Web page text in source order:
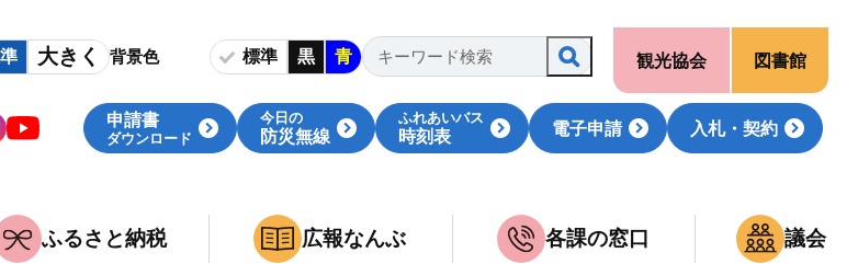
大きく 背景色 標準 黒 青
申請書
ダウンロード
今日の
防災無線
ふれあいバス
時刻表 電子申請 入札・契約
観光協会 図書館
ふるさと納税 広報なんぶ 各課の窓口 議会